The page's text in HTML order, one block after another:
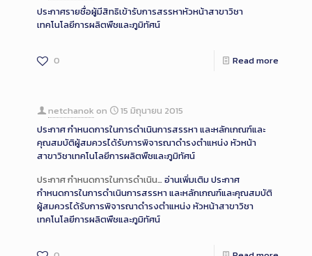
ประกาศรายชื่อผู้มีสิทธิเข้ารับการสรรหาหัวหน้าสาขาวิชา
เทคโนโลยีการผลิตพืชและภูมิทัศน์
0 Read more
netchanok on
15 มิถุนายน 2015
ประกาศ กำหนดการในการดำเนินการสรรหา และหลักเกณฑ์และ
คุณสมบัติผู้สมควรได้รับการพิจารณาดำรงตำแหน่ง หัวหน้า
สาขาวิชาเทคโนโลยีการผลิตพืชและภูมิทัศน์
ประกาศ กำหนดการในการดำเนิน… อ่านเพิ่มเติมประกาศ
กำหนดการในการดำเนินการสรรหา และหลักเกณฑ์และคุณสมบัติ
ผู้สมควรได้รับการพิจารณาดำรงตำแหน่ง หัวหน้าสาขาวิชา
เทคโนโลยีการผลิตพืชและภูมิทัศน์